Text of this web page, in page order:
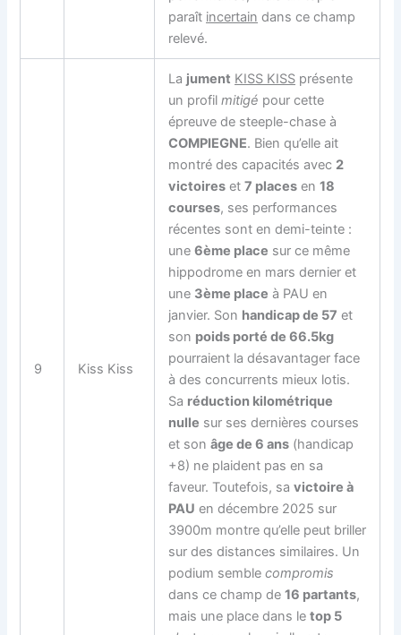
paraît incertain dans ce champ
relevé.
9 Kiss Kiss
La jument KISS KISS présente
un profilmitigé pour cette
épreuve de steeple-chase à
COMPIEGNE. Bien qu’elle ait
montré des capacités avec 2
victoires et7 places en18
courses, ses performances
récentes sont en demi-teinte :
une6ème place sur ce même
hippodrome en mars dernier et
une 3ème place à PAU en
janvier. Son handicap de 57 et
son poids porté de 66.5kg
pourraient la désavantager face
à des concurrents mieux lotis.
Sa réduction kilométrique
nulle sur ses dernières courses
et sonâge de 6 ans (handicap
+8) ne plaident pas en sa
faveur. Toutefois, savictoire à
PAU en décembre 2025 sur
3900m montre qu’elle peut briller
sur des distances similaires. Un
podium semblecompromis
dans ce champ de16 partants,
mais une place dans letop 5